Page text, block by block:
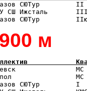
СЮТур
СШ Ижсталь
м
Квал
СЮТур